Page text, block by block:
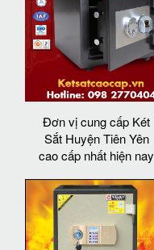
Đơn vị cung cấp Két
Sắt Huyện Tiên Yên
cao cấp nhất hiện nay